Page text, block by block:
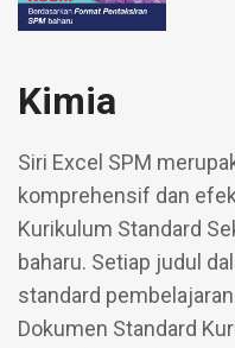
Kimia
Siri Excel SPM
komprehensif dan
Kurikulum Standard
baharu. Setiap judul
standard
Dokumen Standard